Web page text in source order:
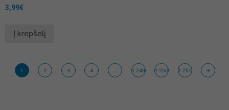
3,99€
Į krepšelį
1 2 3 4 1 249 1 250 1 251 →